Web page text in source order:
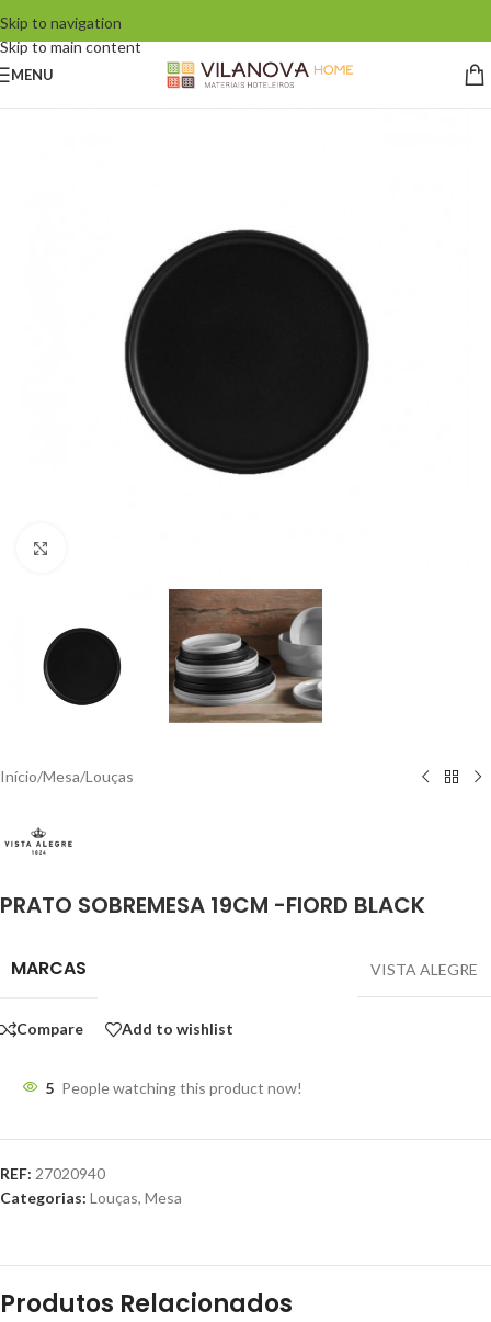
Skip to navigation
Skip to main content
MENU
Início/Mesa/Louças
PRATO SOBREMESA 19CM -FIORD BLACK
MARCAS VISTA ALEGRE
Compare Add to wishlist
5 People watching this product now!
REF: 27020940
Categorias: Louças, Mesa
Produtos Relacionados